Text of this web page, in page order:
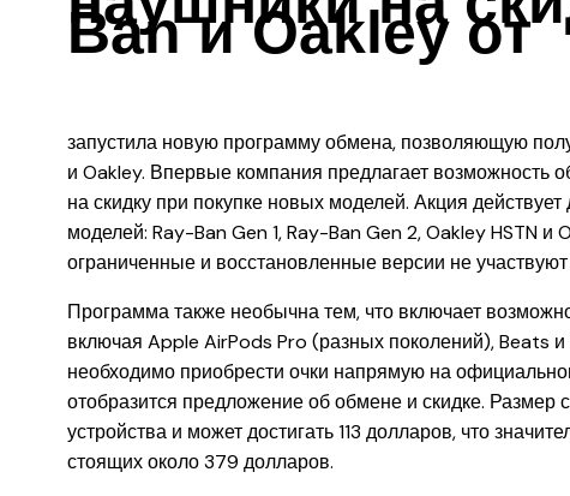
Ban и Oakley от
запустила новую программу обмена, позволяющую
и Oakley. Впервые компания предлагает возможность
на скидку при покупке новых моделей. Акция
моделей: Ray-Ban Gen 1, Ray-Ban Gen 2, Oakley HSTN
ограниченные и восстановленные версии не
Программа также необычна тем, что включает
включая Apple AirPods Pro (разных поколений), Beats
необходимо приобрести очки напрямую на
отобразится предложение об обмене и скидке. Размер
устройства и может достигать 113 долларов, что
стоящих около 379 долларов.